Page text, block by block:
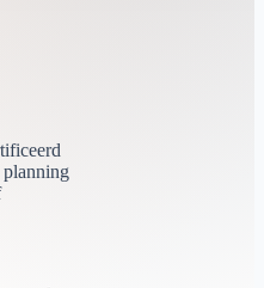
planning